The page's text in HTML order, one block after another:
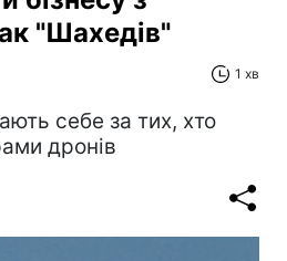
"Шахедів"
1 хв
себе за тих, хто
дронів